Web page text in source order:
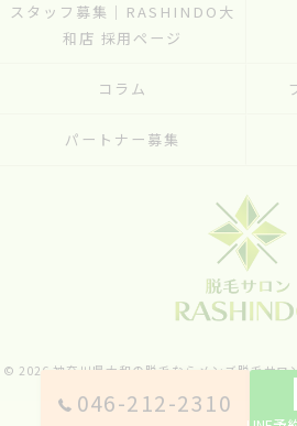
046-212-2310
スタッフ募集｜RASHINDO大
和店 採用ページ
コラム
パートナー募集
© 2026 神奈川県大和の脱毛ならメンズ脱毛サロ
RESERVED.